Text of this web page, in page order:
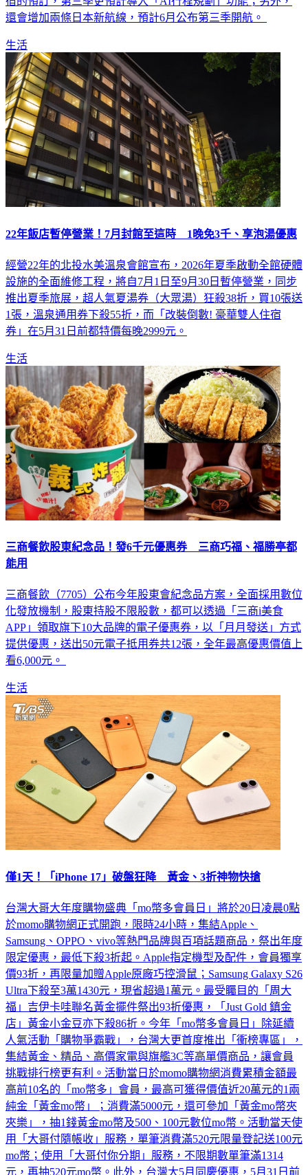
還會增加兩條日本新航線，預計6月公布第三季開航。
生活
22年飯店暫停營業！7月封館至這時 1晚免3千、享泡湯優惠
經營22年的北投水美溫泉會館宣布，2026年夏季啟動全館硬體
設施的全面維修工程，將自7月1日至9月30日暫停營業，同步
推出夏季旅展，超人氣夏湯券（大眾湯）狂殺38折，買10張送
1張，溫泉通用券下殺55折，而「改裝倒數! 豪華雙人住宿
券」在5月31日前都特價每晚2999元。
生活
三商餐飲股東紀念品！發6千元優惠券 三商巧福、福勝亭都
能用
三商餐飲（7705）公布今年股東會紀念品方案，全面採用數位
化發放機制，股東持股不限股數，都可以透過「三商i美食
APP」領取旗下10大品牌的電子優惠券，以「月月發送」方式
提供優惠，送出50元電子抵用券共12張，全年最高優惠價值上
看6,000元。
生活
僅1天！「iPhone 17」破盤狂降 黃金、3折神物快搶
台灣大哥大年度購物盛典「mo幣多會員日」將於20日凌晨0點
於momo購物網正式開跑，限時24小時，集結Apple、
Samsung、OPPO、vivo等熱門品牌與百項話題商品，祭出年度
限定優惠，最低下殺3折起。Apple指定機型及配件，會員獨享
價93折，再限量加贈Apple原廠巧控滑鼠；Samsung Galaxy S26
Ultra下殺至3萬1430元，現省超過1萬元。最受矚目的「周大
福」吉伊卡哇聯名黃金擺件祭出93折優惠，「Just Gold 鎮金
店」黃金小金豆亦下殺86折。今年「mo幣多會員日」除延續
人氣活動「購物爭霸戰」，台灣大更首度推出「衝榜專區」，
集結黃金、精品、高價家電與旗艦3C等高單價商品，讓會員
挑戰排行榜更有利。活動當日於momo購物網消費累積金額最
高前10名的「mo幣多」會員，最高可獲得價值近20萬元的1兩
純金「黃金mo幣」；消費滿5000元，還可參加「黃金mo幣夾
夾樂」，抽1錢黃金mo幣及500、100元數位mo幣。活動當天使
用「大哥付隨帳收」服務，單筆消費滿520元限量登記送100元
mo幣；使用「大哥付你分期」服務，不限期數單筆滿1314
元，再抽520元mo幣。此外，台灣大5月同慶優惠，5月31日前